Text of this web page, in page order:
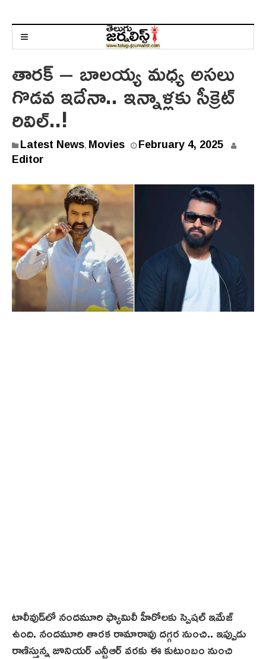
తారక్ – బాలయ్య మధ్య అస‌లు
గొడవ ఇదేనా.. ఇన్నాళ్లకు సీక్రెట్
రివిల్..!
Latest News, Movies February 4, 2025
Editor
టాలీవుడ్‌లో నందమూరి ఫ్యామిలీ హీరోలకు స్పెషల్ ఇమేజ్
ఉంది. నందమూరి తారక రామారావు దగ్గర నుంచి.. ఇప్పుడు
రాణిస్తున్న జూనియర్ ఎన్టీఆర్ వరకు ఈ కుటుంబం నుంచి